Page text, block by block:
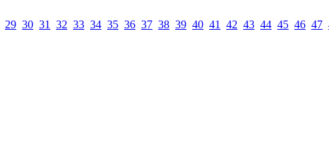
29 30 31 32 33 34 35 36 37 38 39 40 41 42 43 44 45 46 47